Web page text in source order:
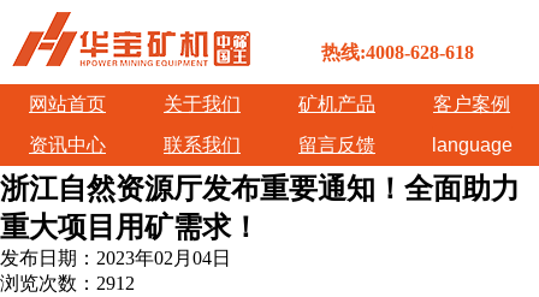
热线:4008-628-618
网站首页 关于我们 矿机产品
客户案例
资讯中心
联系我们 留言反馈 language
浙江自然资源厅发布重要通知！全面助力
重大项目用矿需求！
发布日期： 2023年02月04日
浏览次数： 2912